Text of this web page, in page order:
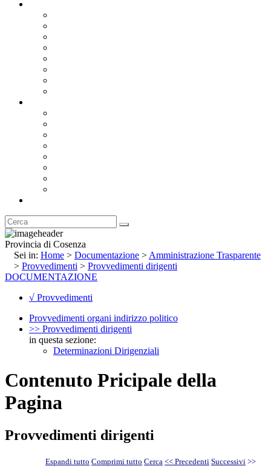
Provincia di Cosenza
Sei in: Home > Documentazione > Amministrazione Trasparente
> Provvedimenti > Provvedimenti dirigenti
DOCUMENTAZIONE
√ Provvedimenti
Provvedimenti organi indirizzo politico
>> Provvedimenti dirigenti
in questa sezione:
Determinazioni Dirigenziali
Contenuto Pricipale della
Pagina
Provvedimenti dirigenti
Espandi tutto Comprimi tutto Cerca << Precedenti Successivi >>